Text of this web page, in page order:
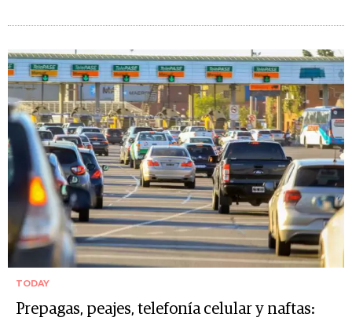
TODAY
Prepagas, peajes, telefonía celular y naftas: